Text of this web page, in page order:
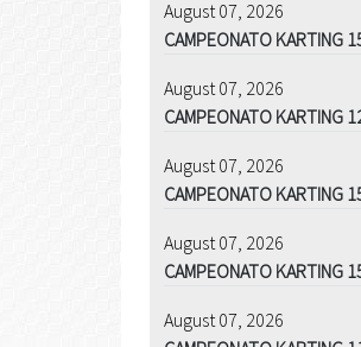
August 07, 2026
CAMPEONATO KARTING
August 07, 2026
CAMPEONATO KARTING
August 07, 2026
CAMPEONATO KARTING
August 07, 2026
CAMPEONATO KARTING
August 07, 2026